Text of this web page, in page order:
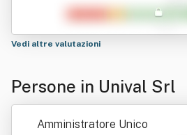
Vedi altre valutazioni
Persone in Unival Srl
Amministratore Unico